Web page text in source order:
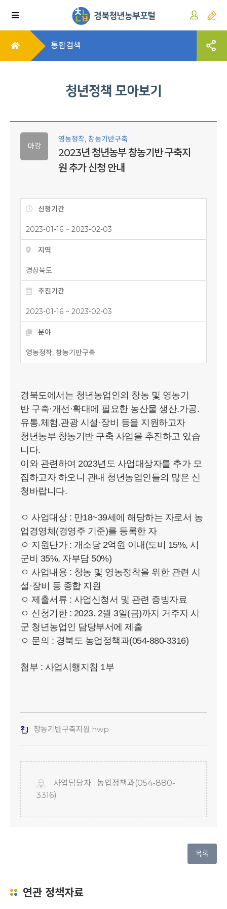
통합검색
청년정책 모아보기
마감
영농정착, 창농기반구축
2023년 청년농부 창농기반 구축지
원 추가 신청 안내
신청기간
2023-01-16 ~ 2023-02-03
지역
경상북도
추진기간
2023-01-16 ~ 2023-02-03
분야
영농정착, 창농기반구축
경북도에서는 청년농업인의 창농 및 영농기
반 구축·개선·확대에 필요한 농산물 생산.가공.
유통.체험.관광 시설·장비 등을 지원하고자
청년농부 창농기반 구축 사업을 추진하고 있습
니다.
이와 관련하여 2023년도 사업대상자를 추가 모
집하고자 하오니 관내 청년농업인들의 많은 신
청바랍니다.
ㅇ 사업대상 : 만18~39세에 해당하는 자로서 농
업경영체(경영주 기준)를 등록한 자
ㅇ 지원단가 : 개소당 2억원 이내(도비 15%, 시
군비 35%, 자부담 50%)
ㅇ 사업내용 : 창농 및 영농정착을 위한 관련 시
설·장비 등 종합 지원
ㅇ 제출서류 : 사업신청서 및 관련 증빙자료
ㅇ 신청기한 : 2023. 2월 3일(금)까지 거주지 시
군 청년농업인 담당부서에 제출
ㅇ 문의 : 경북도 농업정책과(054-880-3316)
첨부 : 사업시행지침 1부
창농기반구축지원.hwp
사업담당자 : 농업정책과(054-880-
3316)
목록
연관 정책자료